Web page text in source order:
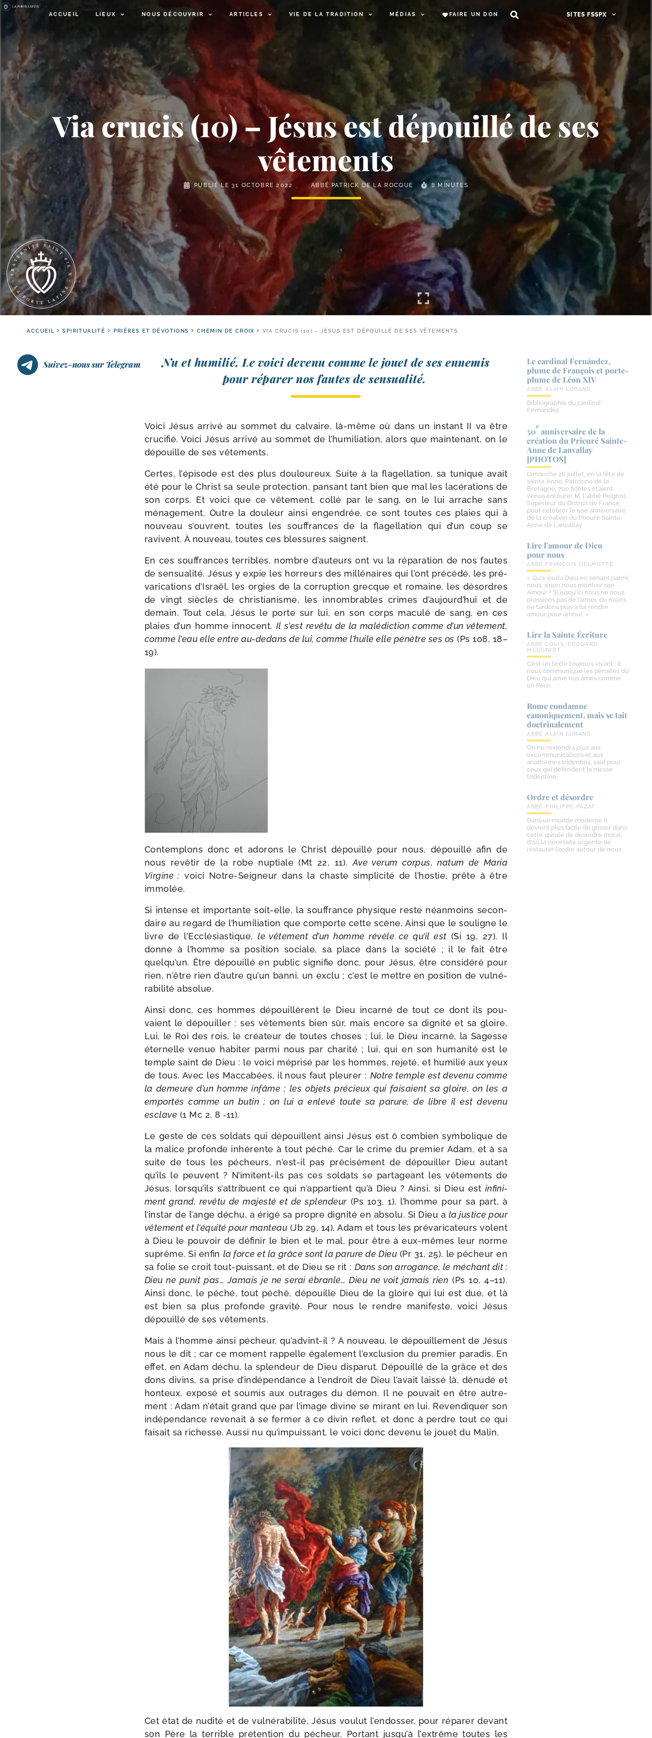
ACCUEIL LIEUX NOUS DÉCOUVRIR ARTICLES VIE DE LA TRADITION MÉDIAS FAIRE UN DON SITES FSSPX
Via crucis (10) – Jésus est dépouillé de ses
vêtements
PUBLIÉ LE 31 OCTOBRE 2022 ABBÉ PATRICK DE LA ROCQUE 8 MINUTES
ACCUEIL SPIRITUALITÉ PRIÈRES ET DÉVOTIONS CHEMIN DE CROIX VIA CRUCIS (10) – JÉSUS EST DÉPOUILLÉ DE SES VÊTEMENTS
Suivez-nous sur Telegram
Nu et humi­lié, Le voi­ci deve­nu comme le jouet de ses enne­mis
pour répa­rer nos fautes de sensualité.
Voici Jésus arri­vé au som­met du cal­vaire, là-​même où dans un ins­tant II va être
cru­ci­fié. Voici Jésus arri­vé au som­met de l’humiliation, alors que main­te­nant, on le
dépouille de ses vêtements.
Certes, l’épisode est des plus dou­lou­reux. Suite à la fla­gel­la­tion, sa tunique avait
été pour le Christ sa seule pro­tec­tion, pan­sant tant bien que mal les lacé­ra­tions de
son corps. Et voi­ci que ce vête­ment, col­lé par le sang, on le lui arrache sans
ména­ge­ment. Outre la dou­leur ain­si engen­drée, ce sont toutes ces plaies qui à
nou­veau s’ouvrent, toutes les souf­frances de la fla­gel­la­tion qui d’un coup se
ravivent. À nou­veau, toutes ces bles­sures saignent.
En ces souf­frances ter­ribles, nombre d’auteurs ont vu la répa­ra­tion de nos fautes
de sen­sua­li­té. Jésus y expie les hor­reurs des mil­lé­naires qui l’ont pré­cé­dé, les pré­
va­ri­ca­tions d’Israël, les orgies de la cor­rup­tion grecque et romaine, les désordres
de vingt siècles de chris­tia­nisme, les innom­brables crimes d’aujourd’hui et de
demain. Tout cela, Jésus le porte sur lui, en son corps macu­lé de sang, en ces
plaies d’un homme inno­cent. Il s’est revê­tu de la malé­dic­tion comme d’un vête­ment,
comme l’eau elle entre au-​dedans de lui, comme l’huile elle pénètre ses os (Ps 108, 18–
19).
Contemplons donc et ado­rons le Christ dépouillé pour nous, dépouillé afin de
nous revê­tir de la robe nup­tiale (Mt 22, 11).Ave verum cor­pus, natum de Maria
Virgine : voi­ci Notre-​Seigneur dans la chaste sim­pli­ci­té de l’hostie, prête à être
immolée.
Si intense et impor­tante soit-​elle, la souf­france phy­sique reste néan­moins secon­
daire au regard de l’humiliation que com­porte cette scène. Ainsi que le sou­ligne le
livre de l’Ecclésiastique,le vête­ment d’un homme révèle ce qu’il est (Si 19, 27). Il
donne à l’homme sa posi­tion sociale, sa place dans la socié­té ; il le fait être
quelqu’un. Être dépouillé en public signi­fie donc, pour Jésus, être consi­dé­ré pour
rien, n’être rien d’autre qu’un ban­ni, un exclu ; c’est le mettre en posi­tion de vul­né­
ra­bi­li­té absolue.
Ainsi donc, ces hommes dépouillèrent le Dieu incar­né de tout ce dont ils pou­
vaient le dépouiller : ses vête­ments bien sûr, mais encore sa digni­té et sa gloire.
Lui, le Roi des rois, le créa­teur de toutes choses ; lui, le Dieu incar­né, la Sagesse
éter­nelle venue habi­ter par­mi nous par cha­ri­té ; lui, qui en son huma­ni­té est le
temple saint de Dieu : le voi­ci mépri­sé par les hommes, reje­té, et humi­lié aux yeux
de tous. Avec les Maccabées, il nous faut pleu­rer : Notre temple est deve­nu comme
la demeure d’un homme infâme ; les objets pré­cieux qui fai­saient sa gloire, on les a
empor­tés comme un butin ; on lui a enle­vé toute sa parure, de libre il est deve­nu
esclave (1 Mc 2, 8 ‑11).
Le geste de ces sol­dats qui dépouillent ain­si Jésus est ô com­bien sym­bo­lique de
la malice pro­fonde inhé­rente à tout péché. Car le crime du pre­mier Adam, et à sa
suite de tous les pécheurs, n’est-il pas pré­ci­sé­ment de dépouiller Dieu autant
qu’ils le peuvent ? N’imitent-ils pas ces sol­dats se par­ta­geant les vête­ments de
Jésus, lorsqu’ils s’attribuent ce qui n’appartient qu’à Dieu ? Ainsi, si Dieu est infi­ni­
ment grand, revê­tu de majes­té et de splen­deur(Ps 103, 1), l’homme pour sa part, à
l’instar de l’ange déchu, a éri­gé sa propre digni­té en abso­lu. Si Dieu a la jus­tice pour
vête­ment et l’é­qui­té pour man­teau (Jb 29, 14), Adam et tous les pré­va­ri­ca­teurs volent
à Dieu le pou­voir de défi­nir le bien et le mal, pour être à eux-​mêmes leur norme
suprême. Si enfin la force et la grâce sont la parure de Dieu (Pr 31, 25), le pécheur en
sa folie se croit tout-​puissant, et de Dieu se rit : Dans son arro­gance, le méchant dit :
Dieu ne punit pas… Jamais je ne serai ébran­lé… Dieu ne voit jamais rien (Ps 10, 4–11).
Ainsi donc, le péché, tout péché, dépouille Dieu de la gloire qui lui est due, et là
est bien sa plus pro­fonde gra­vi­té. Pour nous le rendre mani­feste, voi­ci Jésus
dépouillé de ses vêtements.
Mais à l’homme ain­si pécheur, qu’advint-il ? A nou­veau, le dépouille­ment de Jésus
nous le dit ; car ce moment rap­pelle éga­le­ment l’exclusion du pre­mier para­dis. En
effet, en Adam déchu, la splen­deur de Dieu dis­pa­rut. Dépouillé de la grâce et des
dons divins, sa prise d’indépendance à l’endroit de Dieu l’avait lais­sé là, dénu­dé et
hon­teux, expo­sé et sou­mis aux outrages du démon. Il ne pou­vait en être autre­
ment : Adam n’était grand que par l’image divine se mirant en lui. Revendiquer son
indé­pen­dance reve­nait à se fer­mer à ce divin reflet, et donc à perdre tout ce qui
fai­sait sa richesse. Aussi nu qu’impuissant, le voi­ci donc deve­nu le jouet du Malin.
Cet état de nudi­té et de vul­né­ra­bi­li­té, Jésus vou­lut l’endosser, pour répa­rer devant
son Père la ter­rible pré­ten­tion du pécheur. Portant jusqu’à l’extrême toutes les
Le cardinal Fernández,
plume de François et porte-​
plume de Léon XIV
ABBÉ ALAIN LORANS
Bibliographie du cardinal
Fernandez
50
e
anniversaire de la
création du Prieuré Sainte-​
Anne de Lanvallay
[PHOTOS]
Dimanche 26 juillet, en la fête de
sainte Anne, Patronne de la
Bretagne, 700 fidèles étaient
venus entourer M. l'abbé Peignot,
Supérieur du District de France,
pour célébrer le 50e anniversaire
de la création du Prieuré Sainte-
Anne de Lanvallay
Lire l’amour de Dieu
pour nous
ABBÉ FRANÇOIS DELMOTTE
« Qu’a voulu Dieu en venant parmi
nous, sinon nous montrer son
Amour ? Si jusqu’ici nous ne nous
pressions pas de l’aimer, du moins
ne tardons plus à lui rendre
amour pour amour. »
Lire la Sainte Écriture
ABBÉ LOUIS-EDOUARD
MEUGNIOT
C’est un texte toujours vivant ; il
nous communique les pensées du
Dieu qui aime nos âmes comme
un Père.
Rome condamne
canoniquement, mais se tait
doctrinalement
ABBÉ ALAIN LORANS
On ne reviendra plus aux
excommunications et aux
anathèmes tridentins, sauf pour
ceux qui défendent la messe
tridentine.
Ordre et désordre
ABBÉ PHILIPPE PAZAT
Dans un monde moderne il
devient plus facile de glisser dans
cette spirale de désordre moral,
d’où la nécessité urgente de
restaurer l’ordre autour de nous.